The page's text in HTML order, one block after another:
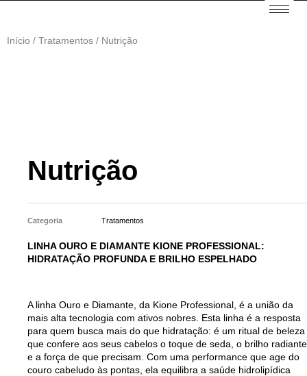
Início / Tratamentos / Nutrição
Nutrição
Categoria Tratamentos
LINHA OURO E DIAMANTE KIONE PROFESSIONAL:
HIDRATAÇÃO PROFUNDA E BRILHO ESPELHADO
A linha Ouro e Diamante, da Kione Professional, é a união da
mais alta tecnologia com ativos nobres. Esta linha é a resposta
para quem busca mais do que hidratação: é um ritual de beleza
que confere aos seus cabelos o toque de seda, o brilho radiante
e a força de que precisam. Com uma performance que age do
couro cabeludo às pontas, ela equilibra a saúde hidrolipídica